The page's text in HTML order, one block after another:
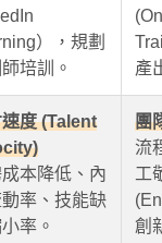
），規劃
培訓。
產
度 (Talent
本降低、內
率、技能缺
率。
團
流
工
創